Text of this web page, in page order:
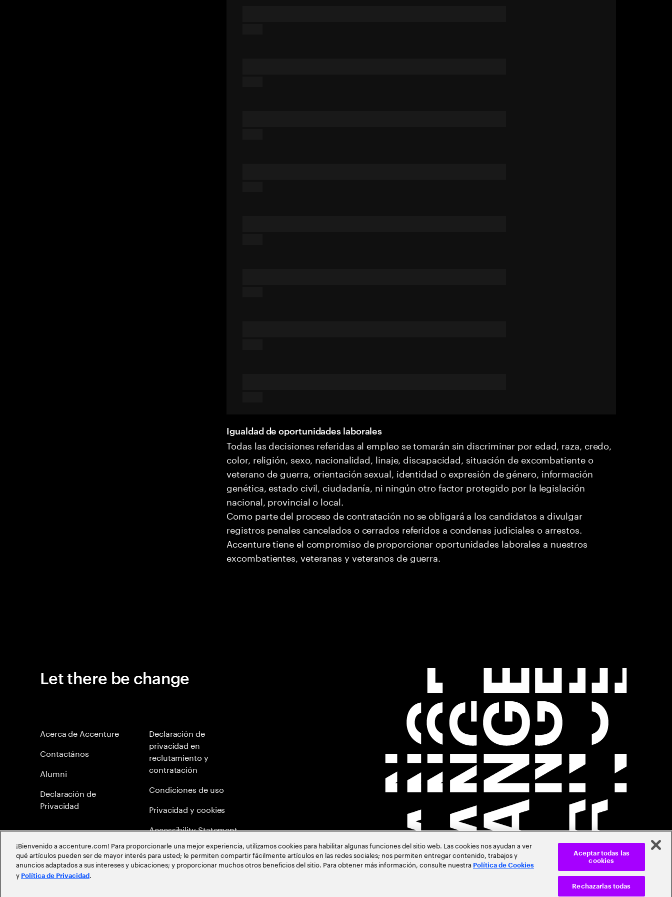
Igualdad de oportunidades laborales
Todas las decisiones referidas al empleo se tomarán sin discriminar por edad, raza, credo,
color, religión, sexo, nacionalidad, linaje, discapacidad, situación de excombatiente o
veterano de guerra, orientación sexual, identidad o expresión de género, información
genética, estado civil, ciudadanía, ni ningún otro factor protegido por la legislación
nacional, provincial o local.
Como parte del proceso de contratación no se obligará a los candidatos a divulgar
registros penales cancelados o cerrados referidos a condenas judiciales o arrestos.
Accenture tiene el compromiso de proporcionar oportunidades laborales a nuestros
excombatientes, veteranas y veteranos de guerra.
Let there be change
Acerca de Accenture
Contactános
Alumni
Declaración de
Privacidad
Declaración de
privacidad en
reclutamiento y
contratación
Condiciones de uso
Privacidad y cookies
Accessibility Statement
Mapa del Sitio
Política de meritocracia
¡Bienvenido a accenture.com! Para proporcionarle una mejor experiencia, utilizamos cookies para habilitar algunas funciones del sitio web. Las cookies nos ayudan a ver
qué artículos pueden ser de mayor interés para usted; le permiten compartir fácilmente artículos en las redes sociales; nos permiten entregar contenido, trabajos y
anuncios adaptados a sus intereses y ubicaciones; y proporcionar muchos otros beneficios del sitio. Para obtener más información, consulte nuestra Política de Cookies
y Política de Privacidad .
Rechazarlas todas
Aceptar todas las
cookies